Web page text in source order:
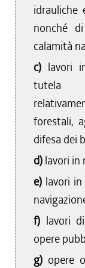
idrauliche
nonché
calamità
c) lavori
tutela
forestali,
difesa dei
d) lavori in
e) lavori
f) lavori
opere
g) opere